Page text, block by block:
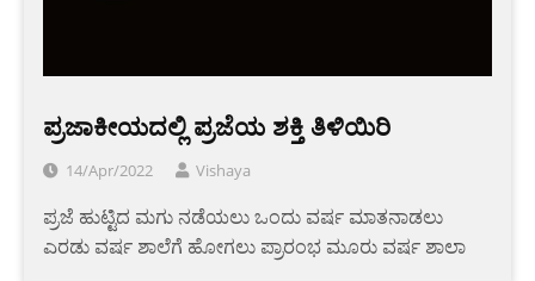
ಪ್ರಜಾಕೀಯದಲ್ಲಿ ಪ್ರಜೆಯ ಶಕ್ತಿ ತಿಳಿಯಿರಿ
14/Apr/2022 Vishaya
ಪ್ರಜೆ ಹುಟ್ಟಿದ ಮಗು ನಡೆಯಲು ಒಂದು ವರ್ಷ ಮಾತನಾಡಲು
ಎರಡು ವರ್ಷ ಶಾಲೆಗೆ ಹೋಗಲು ಪ್ರಾರಂಭ ಮೂರು ವರ್ಷ ಶಾಲಾ